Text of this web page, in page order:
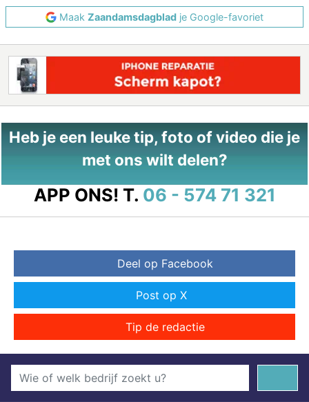
Maak Zaandamsdagblad je Google-favoriet
Heb je een leuke tip, foto of video die je
met ons wilt delen?
APP ONS! T. 06 - 574 71 321
Deel op Facebook
Post op X
Tip de redactie